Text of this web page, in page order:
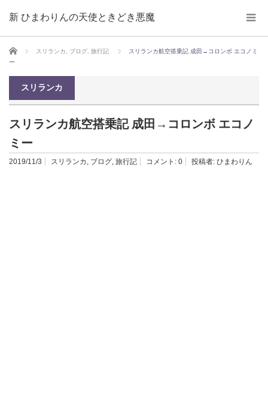
新 ひまわりんの天使ときどき悪魔
ホーム スリランカ ブログ 旅行記
スリランカ航空搭乗記 成田→コロンボ エコノミ
ー
スリランカ
スリランカ航空搭乗記 成田→コロンボ エコノ
ミー
2019/11/3 スリランカ , ブログ, 旅行記 コメント: 0 投稿者: ひまわりん